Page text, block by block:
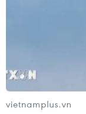
vietnamplus.vn